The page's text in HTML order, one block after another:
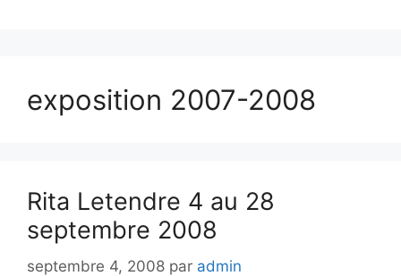
exposition 2007-2008
Rita Letendre 4 au 28
septembre 2008
septembre 4, 2008 par admin